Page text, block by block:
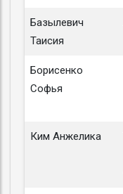
Базылевич
Таисия
Борисенко
Софья
Ким Анжелика